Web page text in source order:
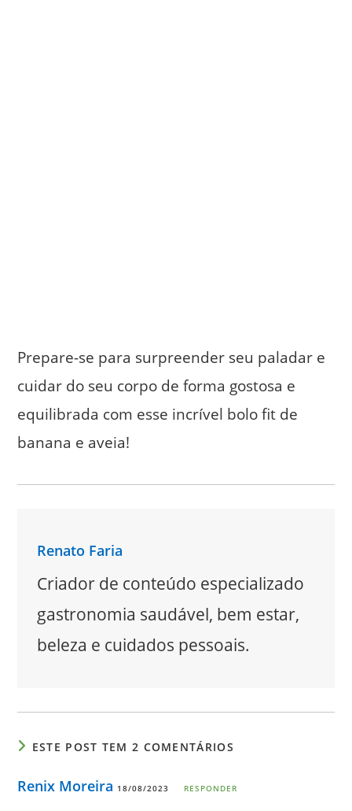
Prepare-se para surpreender seu paladar e
cuidar do seu corpo de forma gostosa e
equilibrada com esse incrível bolo fit de
banana e aveia!
Renato Faria
Criador de conteúdo especializado
gastronomia saudável, bem estar,
beleza e cuidados pessoais.
ESTE POST TEM 2 COMENTÁRIOS
Renix Moreira 18/08/2023 RESPONDER